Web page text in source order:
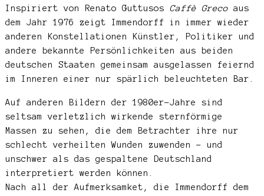
Inspiriert von Renato Guttusos Caffè Grecoaus
dem Jahr 1976 zeigt Immendorff in immer wieder
anderen Konstellationen Künstler, Politiker und
andere bekannte Persönlichkeiten aus beiden
deutschen Staaten gemeinsam ausgelassen feiernd
im Inneren einer nur spärlich beleuchteten Bar.
Auf anderen Bildern der 1980er-Jahre sind
seltsam verletzlich wirkende sternförmige
Massen zu sehen, die dem Betrachter ihre nur
schlecht verheilten Wunden zuwenden – und
unschwer als das gespaltene Deutschland
interpretiert werden können.
Nach all der Aufmerksamket, die Immendorff dem